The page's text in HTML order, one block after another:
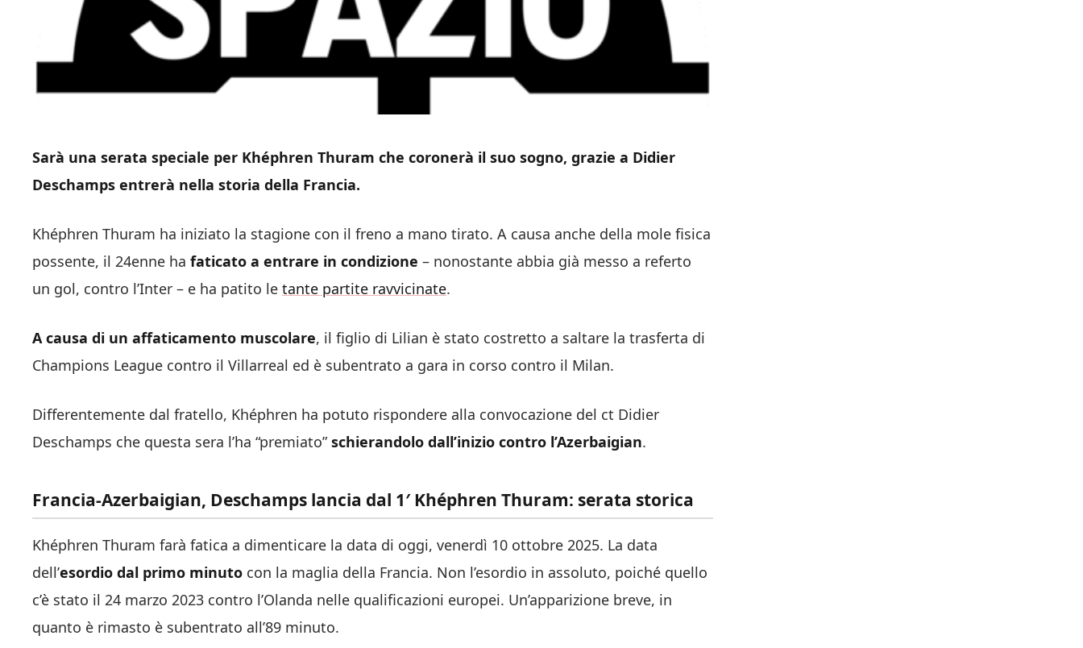
Sarà una serata speciale per Khéphren Thuram che coronerà il suo sogno, grazie a Didier
Deschamps entrerà nella storia della Francia.
Khéphren Thuram ha iniziato la stagione con il freno a mano tirato. A causa anche della mole fisica
possente, il 24enne ha faticato a entrare in condizione – nonostante abbia già messo a referto
un gol, contro l’Inter – e ha patito le tante partite ravvicinate.
A causa di un affaticamento muscolare, il figlio di Lilian è stato costretto a saltare la trasferta di
Champions League contro il Villarreal ed è subentrato a gara in corso contro il Milan.
Differentemente dal fratello, Khéphren ha potuto rispondere alla convocazione del ct Didier
Deschamps che questa sera l’ha “premiato”schierandolo dall’inizio contro l’Azerbaigian.
Francia-Azerbaigian, Deschamps lancia dal 1′ Khéphren Thuram: serata storica
Khéphren Thuram farà fatica a dimenticare la data di oggi, venerdì 10 ottobre 2025. La data
dell’esordio dal primo minuto con la maglia della Francia. Non l’esordio in assoluto, poiché quello
c’è stato il 24 marzo 2023 contro l’Olanda nelle qualificazioni europei. Un’apparizione breve, in
quanto è rimasto è subentrato all’89 minuto.